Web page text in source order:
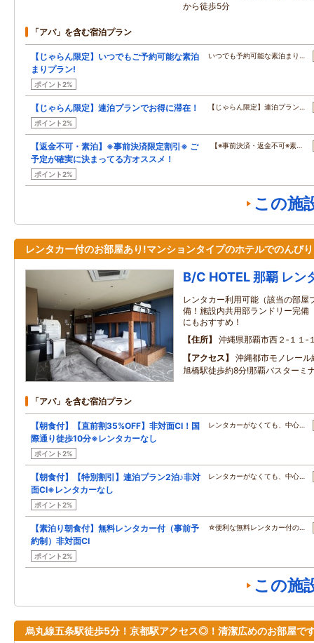
から徒歩5分
「アパ」を含む宿泊プラン
【じゃらん限定】いつでもご予約可能な素泊
まりプラン!
ポイント2%
いつでも予約可能な素泊まり…
【じゃらん限定】連泊プランでお得に滞在！
ポイント2%
【じゃらん限定】連泊プラン…
【返金不可・素泊】※事前決済限定割引※ ご
予定が確実に決まってる方オススメ！
ポイント2%
【※事前決済・返金不可※素…
この施
レンタカー付のお部屋あり!マンションタイプのホテルでのんびり
B/C HOTEL 那覇 レン
レンタカー利用可能（該当の部
備！施設内共用部ランドリー完備
にもおすすめ！
住所
沖縄県那覇市西２‐１１‐
アクセス
沖縄都市モノレー
旭橋駅徒歩約8分!那覇バスターミ
「アパ」を含む宿泊プラン
【朝食付】【直前割35%OFF】非対面CI！国
際通り徒歩10分※レンタカーなし
ポイント2%
レンタカーがなくても、中心…
【朝食付】【特別割引】連泊プラン2泊♪非対
面CI※レンタカーなし
ポイント2%
レンタカーがなくても、中心…
【素泊り朝食付】無料レンタカー付（事前予
約制）非対面CI
ポイント2%
☆便利な無料レンタカー付の…
この施
烏丸線五条駅徒歩5分！京都駅アクセス◎！清潔広めのお部屋で